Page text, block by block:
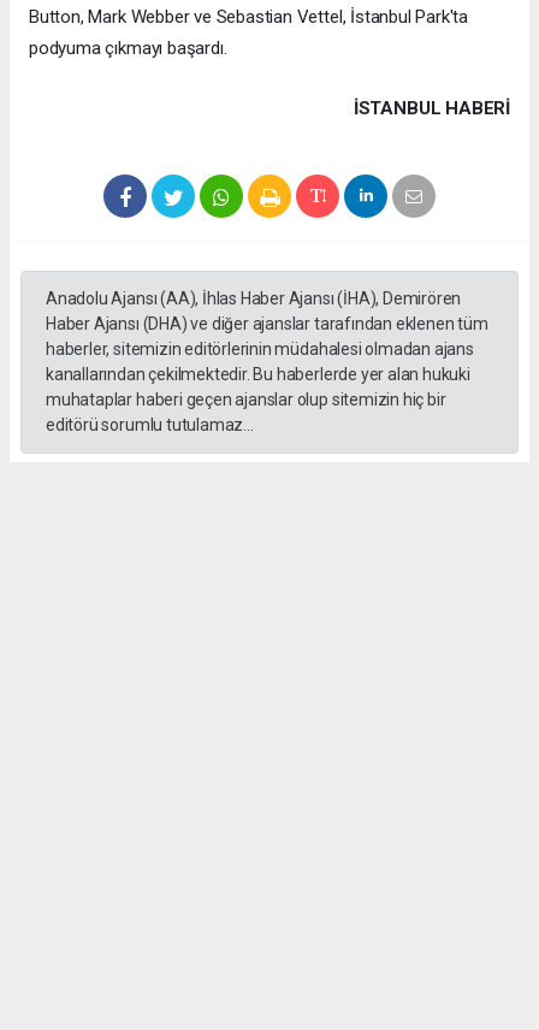
Button, Mark Webber ve Sebastian Vettel, İstanbul Park'ta
podyuma çıkmayı başardı.
İSTANBUL HABERİ
Anadolu Ajansı (AA), İhlas Haber Ajansı (İHA), Demirören
Haber Ajansı (DHA) ve diğer ajanslar tarafından eklenen tüm
haberler, sitemizin editörlerinin müdahalesi olmadan ajans
kanallarından çekilmektedir. Bu haberlerde yer alan hukuki
muhataplar haberi geçen ajanslar olup sitemizin hiç bir
editörü sorumlu tutulamaz...